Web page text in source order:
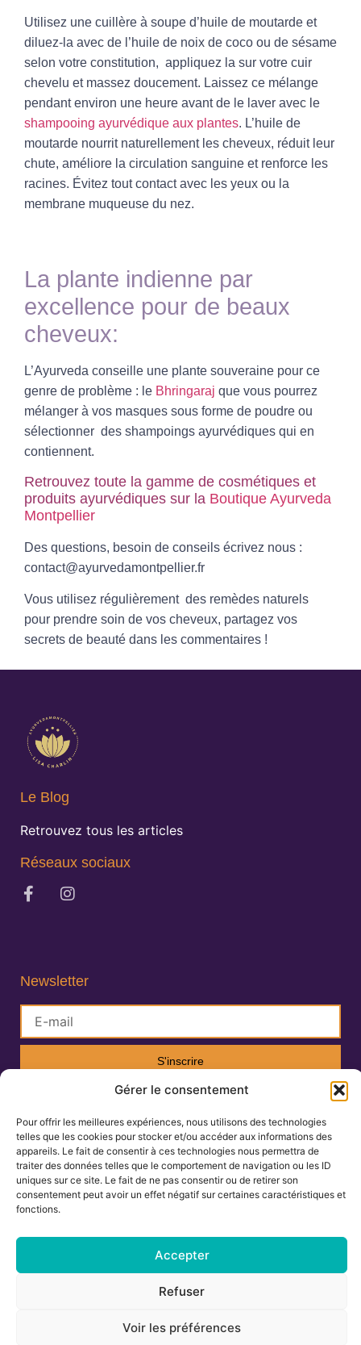
Gérer le consentement
Pour offrir les meilleures expériences, nous utilisons des technologies
telles que les cookies pour stocker et/ou accéder aux informations des
appareils. Le fait de consentir à ces technologies nous permettra de
traiter des données telles que le comportement de navigation ou les ID
uniques sur ce site. Le fait de ne pas consentir ou de retirer son
consentement peut avoir un effet négatif sur certaines caractéristiques et
fonctions.
Accepter
Refuser
Voir les préférences
Utilisez une cuillère à soupe d’huile de moutarde et
diluez-la avec de l’huile de noix de coco ou de sésame
selon votre constitution, appliquez la sur votre cuir
chevelu et massez doucement. Laissez ce mélange
pendant environ une heure avant de le laver avec le
shampooing ayurvédique aux plantes. L’huile de
moutarde nourrit naturellement les cheveux, réduit leur
chute, améliore la circulation sanguine et renforce les
racines. Évitez tout contact avec les yeux ou la
membrane muqueuse du nez.
La plante indienne par
excellence pour de beaux
cheveux:
L’Ayurveda conseille une plante souveraine pour ce
genre de problème : le Bhringaraj que vous pourrez
mélanger à vos masques sous forme de poudre ou
sélectionner des shampoings ayurvédiques qui en
contiennent.
Retrouvez toute la gamme de cosmétiques et
produits ayurvédiques sur la Boutique Ayurveda
Montpellier
Des questions, besoin de conseils écrivez nous :
contact@ayurvedamontpellier.fr
Vous utilisez régulièrement des remèdes naturels
pour prendre soin de vos cheveux, partagez vos
secrets de beauté dans les commentaires !
Le Blog
Retrouvez tous les articles
Réseaux sociaux
Newsletter
S'inscrire
Lisa Charlin
Praticienne en Ayurveda
06.67.27.25.19
contact@ayurvedamontpellier.fr
Cigalines 34160 Castries
Mentions légales- Conditions générales de vente